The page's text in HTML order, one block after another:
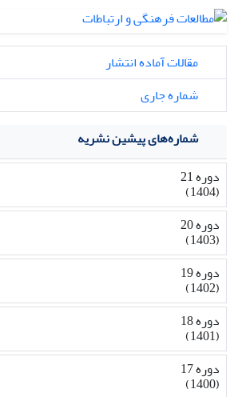
مقالات آماده انتشار
شماره جاری
شماره‌های پیشین نشریه
دوره 21
(1404)
دوره 20
(1403)
دوره 19
(1402)
دوره 18
(1401)
دوره 17
(1400)